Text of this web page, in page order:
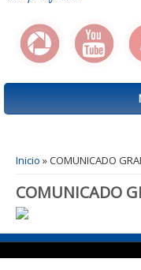
Se encuentra
Inicio » COMUNICADO
COMUNICADO